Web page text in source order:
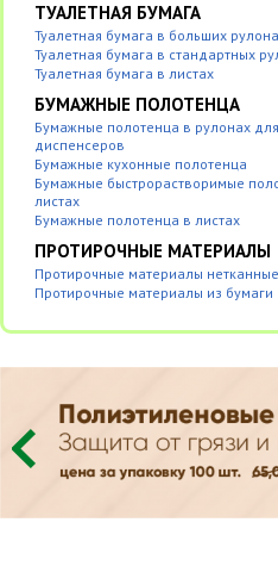
ТУАЛЕТНАЯ БУМАГА
Туалетная бумага в больших
Туалетная бумага в стандартных
Туалетная бумага в листах
БУМАЖНЫЕ ПОЛОТЕНЦА
Бумажные полотенца в рулонах для
диспенсеров
Бумажные кухонные полотенца
Бумажные быстрорастворимые
листах
Бумажные полотенца в листах
ПРОТИРОЧНЫЕ МАТЕРИАЛЫ
Протирочные материалы нетканные
Протирочные материалы из бумаги